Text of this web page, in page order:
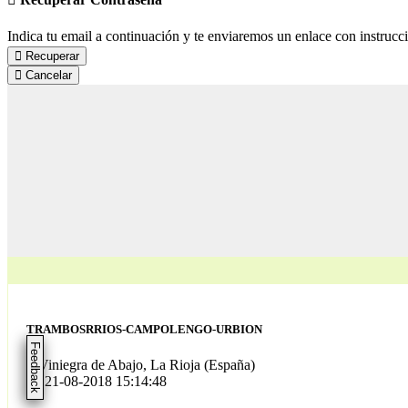
Feedback
Indica tu email a continuación y te enviaremos un enlace con
Recuperar
Cancelar
TRAMBOSRRIOS-CAMPOLENGO-URBION
Viniegra de Abajo, La Rioja (España)
21-08-2018 15:14:48